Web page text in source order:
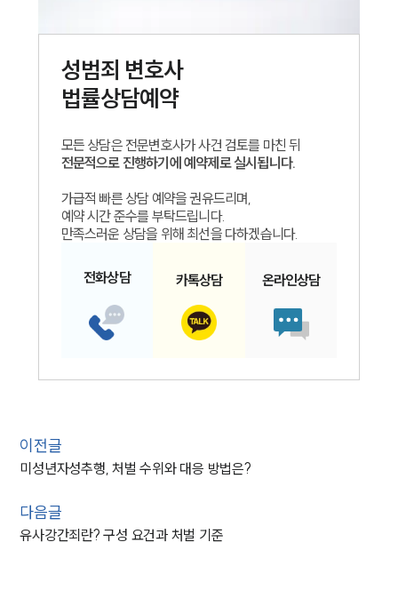
성범죄 변호사
법률상담예약
모든 상담은 전문변호사가 사건 검토를 마친 뒤
전문적으로 진행하기에 예약제로 실시됩니다.
가급적 빠른 상담 예약을 권유드리며,
예약 시간 준수를 부탁드립니다.
만족스러운 상담을 위해 최선을 다하겠습니다.
전화상담 카톡상담 온라인상담
이전글
미성년자성추행, 처벌 수위와 대응 방법은?
다음글
유사강간죄란? 구성 요건과 처벌 기준